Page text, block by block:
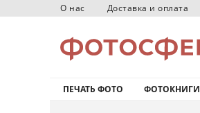
О нас Доставка и оплата
ПЕЧАТЬ ФОТО ФОТОКНИГИ